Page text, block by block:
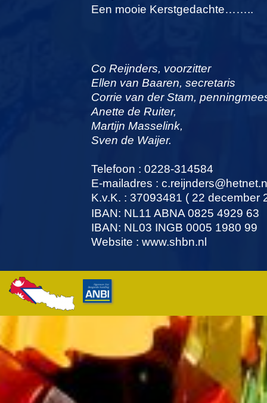
Een mooie Kerstgedachte……..
Co Reijnders, voorzitter
Ellen van Baaren, secretaris
Corrie van der Stam,
Anette de Ruiter,
Martijn Masselink,
Sven de Waijer.
Telefoon : 0228-314584
E-mailadres :
K.v.K. : 37093481 ( 22 december
IBAN: NL11 ABNA 0825 4929 63
IBAN: NL03 INGB 0005 1980 99
Website : www.shbn.nl